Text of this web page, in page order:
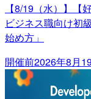
【8/19（水）】
ビジネス職向け初
始め方」
開催前2026年8月